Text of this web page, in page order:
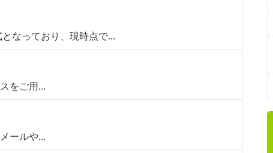
なっており、現時点で...
をご用...
ールや...